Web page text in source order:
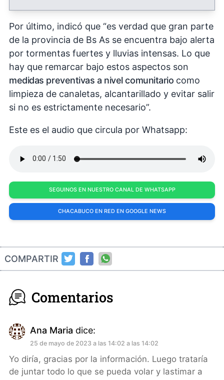
Por último, indicó que “es verdad que gran parte
de la provincia de Bs As se encuentra bajo alerta
por tormentas fuertes y lluvias intensas. Lo que
hay que remarcar bajo estos aspectos son
medidas preventivas a nivel comunitario como
limpieza de canaletas, alcantarillado y evitar salir
si no es estrictamente necesario”.
Este es el audio que circula por Whatsapp:
SEGUINOS EN NUESTRO CANAL DE WHATSAPP
CHACABUCO EN RED EN GOOGLE NEWS
COMPARTIR
Comentarios
Ana Maria dice:
25 de mayo de 2023 a las 14:02 a las 14:02
Yo diría, gracias por la información. Luego trataría
de juntar todo lo que se pueda volar y lastimar a